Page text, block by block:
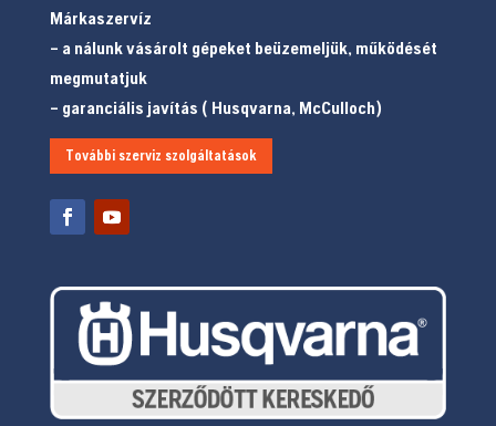
Márkaszervíz
– a nálunk vásárolt gépeket beüzemeljük, működését
megmutatjuk
– garanciális javítás ( Husqvarna, McCulloch)
További szerviz szolgáltatások